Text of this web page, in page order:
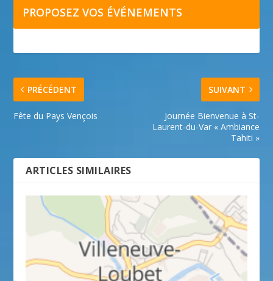
PROPOSEZ VOS ÉVÉNEMENTS
PRÉCÉDENT
Fête du Pays Vençois
SUIVANT
Journée Bienvenue à St-
Laurent-du-Var « Ambiance
Tahiti »
ARTICLES SIMILAIRES